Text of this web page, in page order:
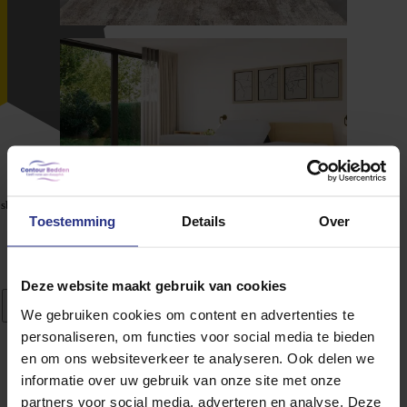
Toestemming Details Over
Deze website maakt gebruik van cookies
We gebruiken cookies om content en advertenties te
personaliseren, om functies voor social media te bieden
en om ons websiteverkeer te analyseren. Ook delen we
informatie over uw gebruik van onze site met onze
partners voor social media, adverteren en analyse. Deze
Ledikant Jill is uitgerust met een deelbaar frame dat verrijdbaar